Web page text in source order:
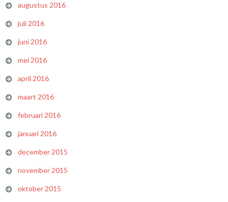
augustus 2016
juli 2016
juni 2016
mei 2016
april 2016
maart 2016
februari 2016
januari 2016
december 2015
november 2015
oktober 2015